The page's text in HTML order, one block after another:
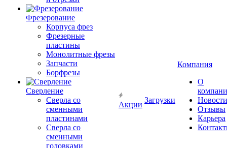
Фрезерование
Корпуса фрез
Фрезерные
пластины
Монолитные фрезы
Запчасти
Борфрезы
Сверление
Сверла со
сменными
пластинами
Сверла со
сменными
головками
Акции
Загрузки
Компания
О
Новости
Отзывы
Карьера